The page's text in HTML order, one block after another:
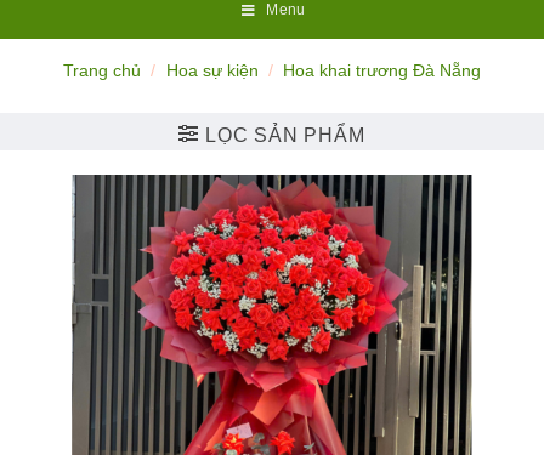
Menu
Trang chủ / Hoa sự kiện / Hoa khai trương Đà Nẵng
LỌC SẢN PHẨM